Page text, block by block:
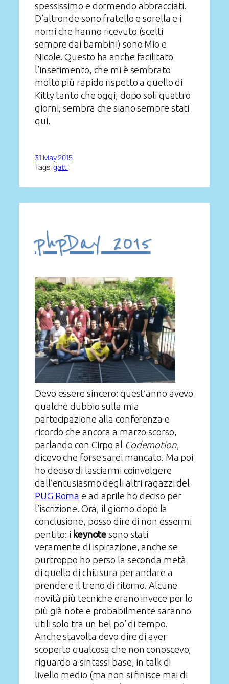
spessissimo e dormendo abbracciati.
D’altronde sono fratello e sorella e i
nomi che hanno ricevuto (scelti
sempre dai bambini) sono Mio e
Nicole. Questo ha anche facilitato
l’inserimento, che mi è sembrato
molto più rapido rispetto a quello di
Kitty tanto che oggi, dopo soli quattro
giorni, sembra che siano sempre stati
qui.
31 May 2015
Tags:gatti
phpDay 2015
Devo essere sincero: quest’anno avevo
qualche dubbio sulla mia
partecipazione alla conferenza e
ricordo che ancora a marzo scorso,
parlando con Cirpo al Codemotion,
dicevo che forse sarei mancato. Ma poi
ho deciso di lasciarmi coinvolgere
dall’entusiasmo degli altri ragazzi del
PUG Roma e ad aprile ho deciso per
l’iscrizione. Ora, il giorno dopo la
conclusione, posso dire di non essermi
pentito: i keynote sono stati
veramente di ispirazione, anche se
purtroppo ho perso la seconda metà
di quello di chiusura per andare a
prendere il treno di ritorno. Alcune
novità più tecniche erano invece per lo
più già note e probabilmente saranno
utili solo tra un bel po’ di tempo.
Anche stavolta devo dire di aver
scoperto qualcosa che non conoscevo,
riguardo a sintassi base, in talk di
livello medio (ma non si finisce mai di